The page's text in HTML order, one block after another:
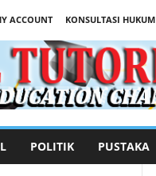
ACCOUNT KONSULTASI HUKUM
POLITIK PUSTAKA